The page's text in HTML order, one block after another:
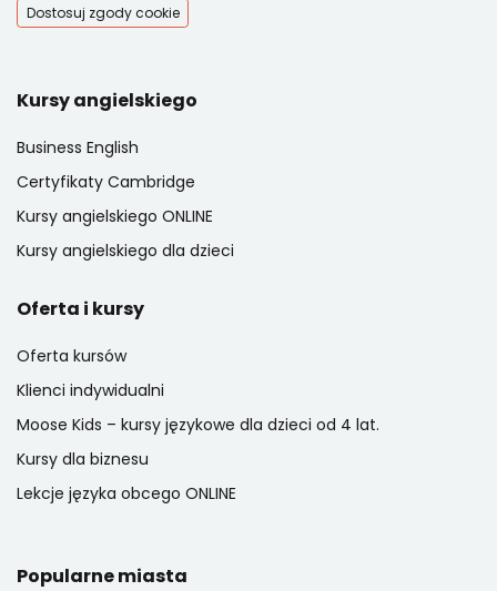
Dostosuj zgody cookie
Kursy angielskiego
Business English
Certyfikaty Cambridge
Kursy angielskiego ONLINE
Kursy angielskiego dla dzieci
Oferta i kursy
Oferta kursów
Klienci indywidualni
Moose Kids – kursy językowe dla dzieci od 4 lat.
Kursy dla biznesu
Lekcje języka obcego ONLINE
Popularne miasta